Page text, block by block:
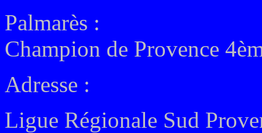
Palmarès :
Champion de Provence
Adresse :
Ligue Régionale Sud